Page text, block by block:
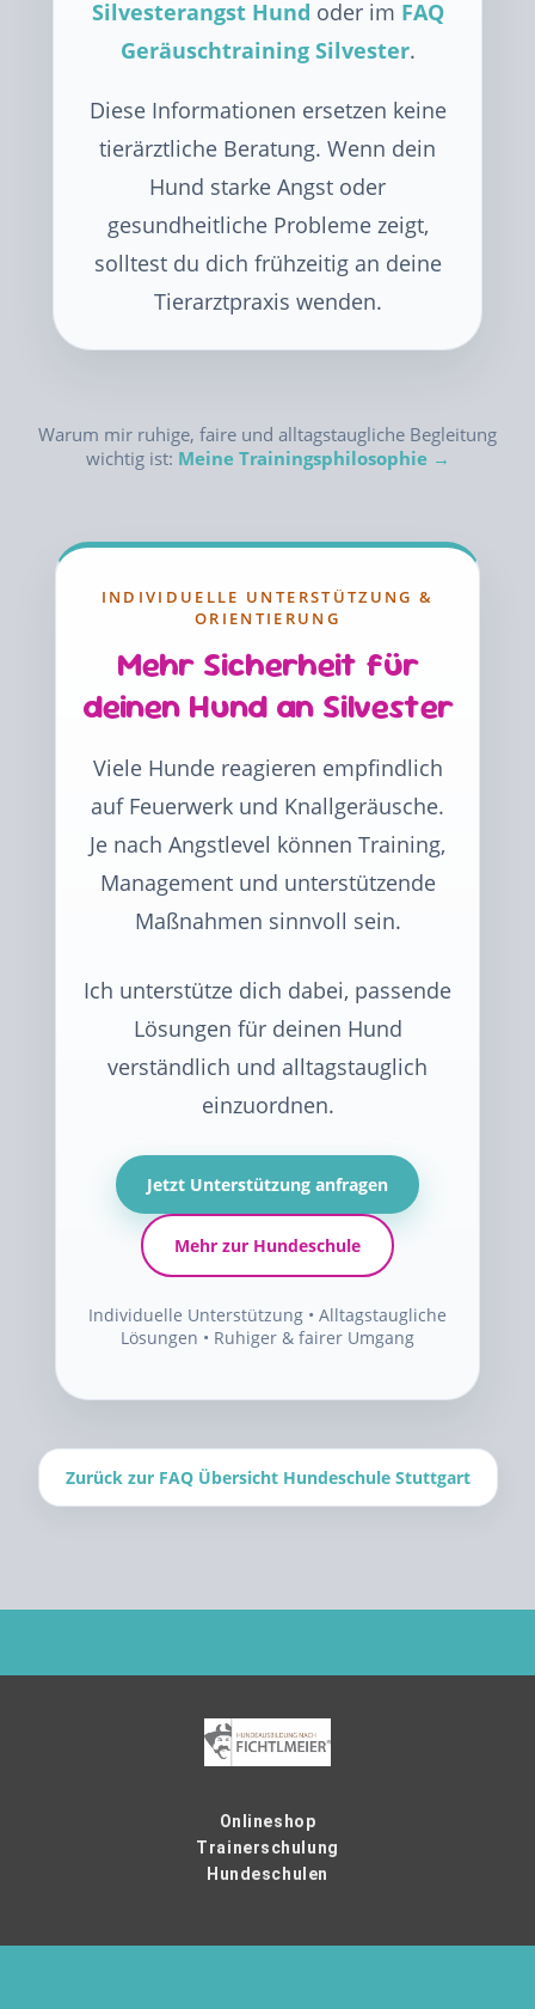
Silvesterangst Hund oder im FAQ
Geräuschtraining Silvester.
Diese Informationen ersetzen keine
tierärztliche Beratung. Wenn dein
Hund starke Angst oder
gesundheitliche Probleme zeigt,
solltest du dich frühzeitig an deine
Tierarztpraxis wenden.
Warum mir ruhige, faire und alltagstaugliche Begleitung
wichtig ist: Meine Trainingsphilosophie →
INDIVIDUELLE UNTERSTÜTZUNG &
ORIENTIERUNG
Mehr Sicherheit für
deinen Hund an Silvester
Viele Hunde reagieren empfindlich
auf Feuerwerk und Knallgeräusche.
Je nach Angstlevel können Training,
Management und unterstützende
Maßnahmen sinnvoll sein.
Ich unterstütze dich dabei, passende
Lösungen für deinen Hund
verständlich und alltagstauglich
einzuordnen.
Jetzt Unterstützung anfragen
Mehr zur Hundeschule
Individuelle Unterstützung • Alltagstaugliche
Lösungen • Ruhiger & fairer Umgang
Zurück zur FAQ Übersicht Hundeschule Stuttgart
Onlineshop
Trainerschulung
Hundeschulen